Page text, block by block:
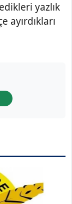
yazlık
ayırdıkları